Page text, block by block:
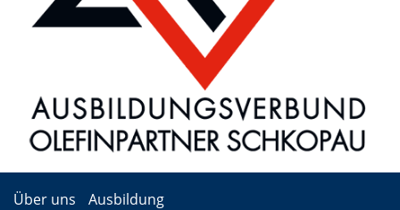
Über uns Ausbildung